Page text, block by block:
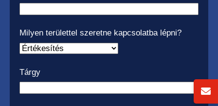
Milyen területtel szeretne kapcsolatba lépni?
Tárgy